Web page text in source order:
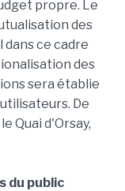
propre. Le
des
dans ce cadre
des
sera établie
De
Quai d'Orsay,
du public